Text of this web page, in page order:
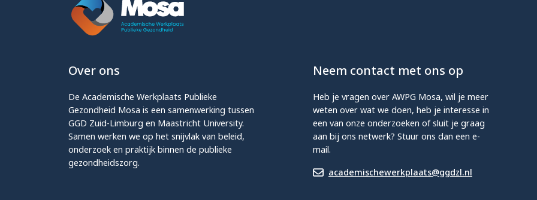
Over ons
De Academische Werkplaats Publieke
Gezondheid Mosa is een samenwerking tussen
GGD Zuid-Limburg en Maastricht University.
Samen werken we op het snijvlak van beleid,
onderzoek en praktijk binnen de publieke
gezondheidszorg.
Neem contact met ons op
Heb je vragen over AWPG Mosa, wil je meer
weten over wat we doen, heb je interesse in
een van onze onderzoeken of sluit je graag
aan bij ons netwerk? Stuur ons dan een e-
mail.
academischewerkplaats@ggdzl.nl